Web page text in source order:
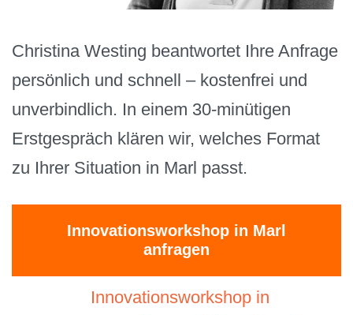
Christina Westing beantwortet Ihre Anfrage
persönlich und schnell – kostenfrei und
unverbindlich. In einem 30-minütigen
Erstgespräch klären wir, welches Format
zu Ihrer Situation in Marl passt.
Innovationsworkshop in Marl
anfragen
Innovationsworkshop in